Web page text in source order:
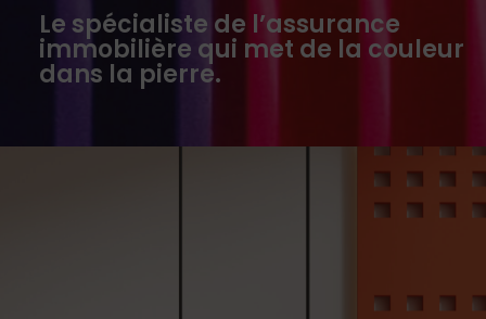
Le spécialiste de l’assurance
immobilière qui met de la couleur
dans la pierre.